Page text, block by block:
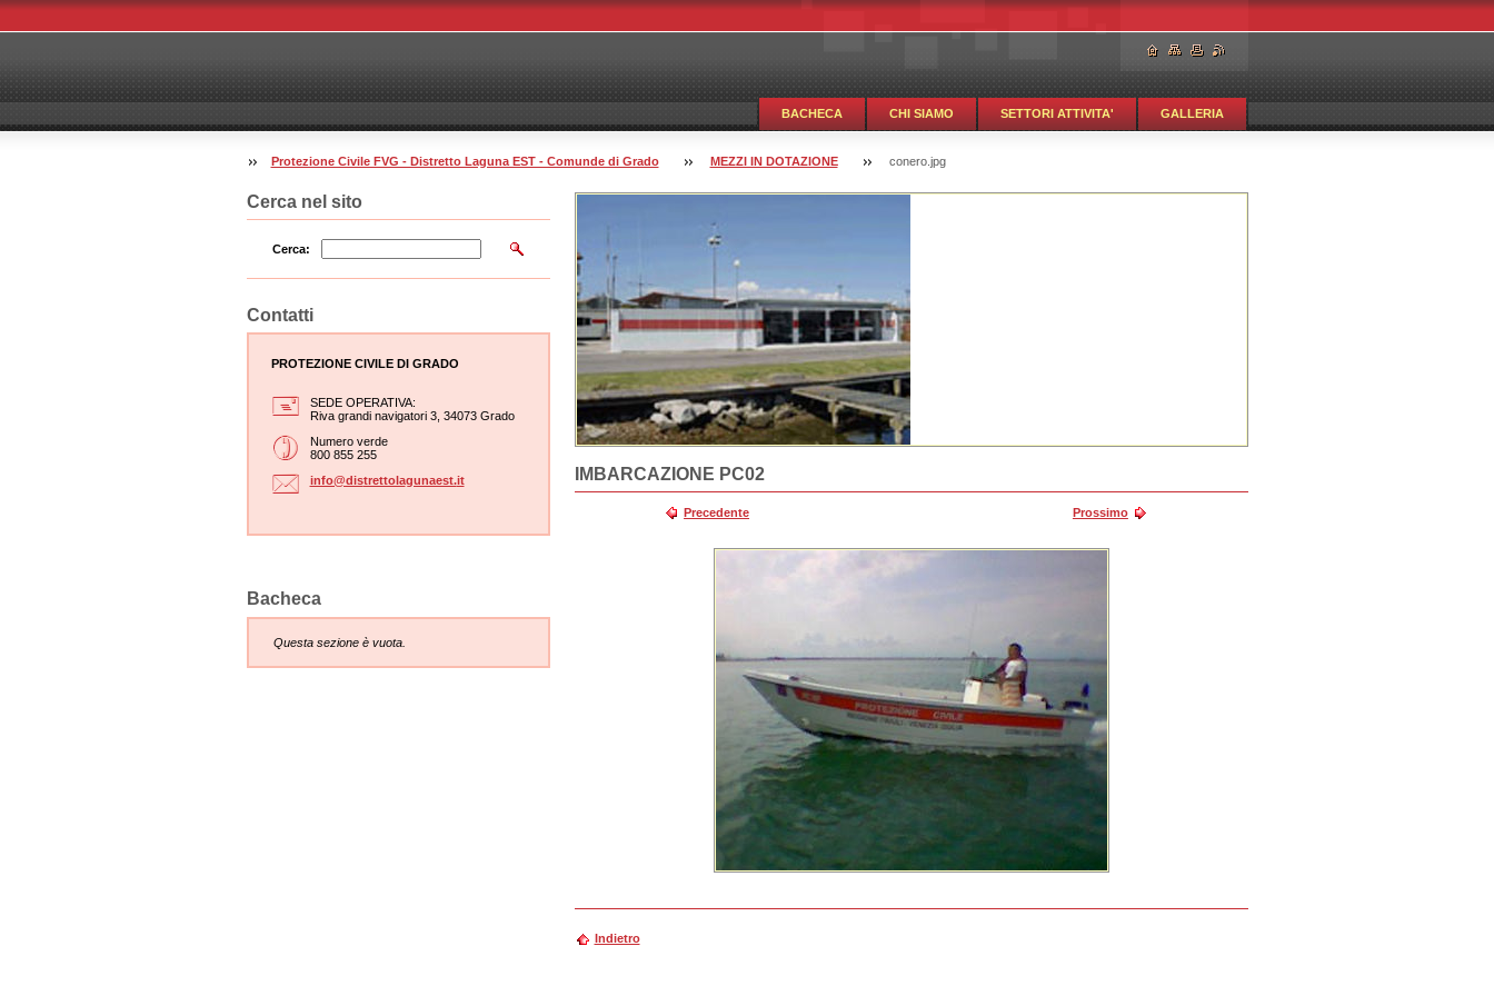
BACHECA CHI SIAMO SETTORI ATTIVITA' GALLERIA
Protezione Civile FVG - Distretto Laguna EST - Comunde di Grado MEZZI IN DOTAZIONE conero.jpg
IMBARCAZIONE PC02
Precedente Prossimo
Indietro
Cerca nel sito
Cerca:
Contatti
PROTEZIONE CIVILE DI GRADO
SEDE OPERATIVA:
Riva grandi navigatori 3, 34073 Grado
Numero verde
800 855 255
info@distrettolagunaest.it
Bacheca
Questa sezione è vuota.